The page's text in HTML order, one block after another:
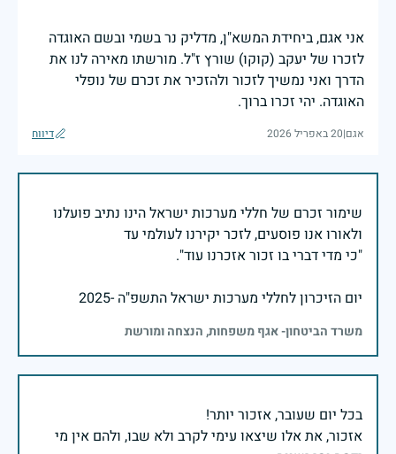
אני אגם, ביחידת המשא"ן, מדליק נר בשמי ובשם האוגדה
לזכרו של יעקב (קוקו) שורץ ז"ל. מורשתו מאירה לנו את
הדרך ואני נמשיך לזכור ולהזכיר את זכרם של נופלי
האוגדה. יהי זכרו ברוך.
אגם|20 באפריל 2026 דיווח
שימור זכרם של חללי מערכות ישראל הינו נתיב פועלנו
יום הזיכרון לחללי מערכות ישראל התשפ"ה -2025
משרד הביטחון- אגף משפחות, הנצחה ומורשת
אזכור, את אלו שיצאו עימי לקרב ולא שבו, ולהם אין מי